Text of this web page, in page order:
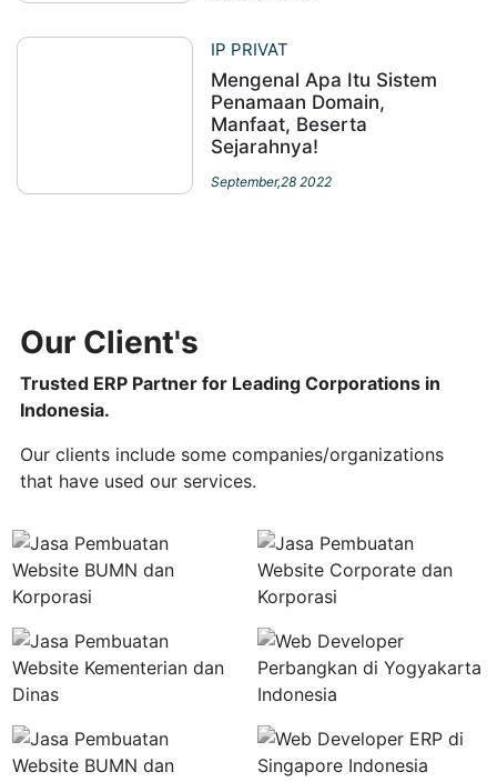
IP PRIVAT
Mengenal Apa Itu Sistem
Penamaan Domain,
Manfaat, Beserta
Sejarahnya!
September,28 2022
Our Client's
Trusted ERP Partner for Leading Corporations in
Indonesia.
Our clients include some companies/organizations
that have used our services.